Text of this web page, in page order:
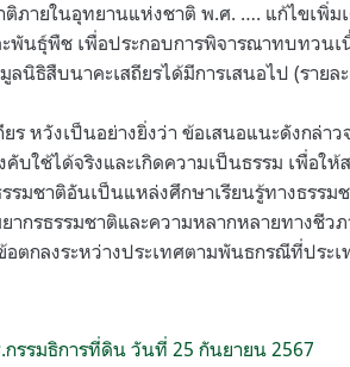
ติภายในอุทยานแห่งชาติ พ.ศ. …. แก้ไขเพิ่ม
พันธุ์พืช เพื่อประกอบการพิจารณาทบทวนเ
นิธิสืบนาคะเสถียรได้มีการเสนอไป (รายล
ร หวังเป็นอย่างยิ่งว่า ข้อเสนอแนะดังกล่า
ใช้ได้จริงและเกิดความเป็นธรรม เพื่อใ
มชาติอันเป็นแหล่งศึกษาเรียนรู้ทางธรรม
ากรธรรมชาติและความหลากหลายทางชี
ตกลงระหว่างประเทศตามพันธกรณีที่ประ
รรมธิการที่ดิน วันที่ 25 กันยายน 2567